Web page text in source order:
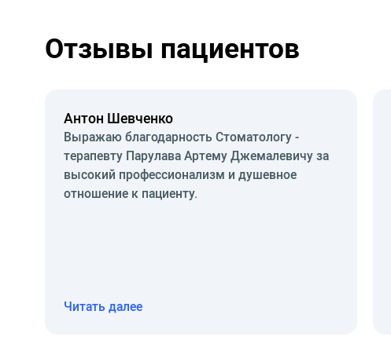
Отзывы пациентов
Антон Шевченко
Выражаю благодарность Стоматологу -
терапевту Парулава Артему Джемалевичу за
высокий профессионализм и душевное
отношение к пациенту.
Читать далее